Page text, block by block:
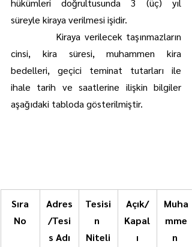
hükümleri doğrultusunda 3 (üç) yıl
süreyle kiraya verilmesi işidir.
Kiraya verilecek taşınmazların
cinsi, kira süresi, muhammen kira
bedelleri, geçici teminat tutarları ile
ihale tarih ve saatlerine ilişkin bilgiler
aşağıdaki tabloda gösterilmiştir.
Sıra
No
Adres
/Tesi
s Adı
Tesisi
n
Niteli
Açık/
Kapal
ı
Muha
mme
n